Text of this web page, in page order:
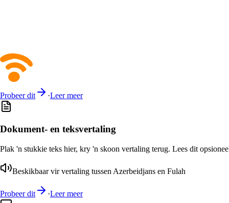
Probeer dit ·Leer meer
Dokument- en teksvertaling
Plak 'n stukkie teks hier, kry 'n skoon vertaling terug. Lees dit
Beskikbaar vir vertaling tussen Azerbeidjans en Fulah
Probeer dit ·Leer meer